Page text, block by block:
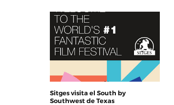
Sitges visita el South by
Southwest de Texas